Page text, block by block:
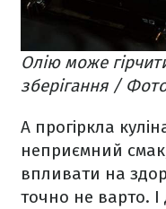
Олію може
зберігання /
А прогіркла
неприємний
впливати на
точно не варто.